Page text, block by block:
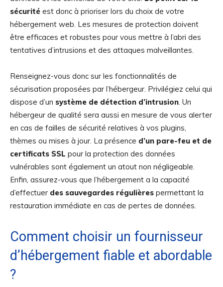
sécurité est donc à prioriser lors du choix de votre
hébergement web. Les mesures de protection doivent
être efficaces et robustes pour vous mettre à l’abri des
tentatives d’intrusions et des attaques malveillantes.
Renseignez-vous donc sur les fonctionnalités de
sécurisation proposées par l’hébergeur. Privilégiez celui qui
dispose d’un système de détection d’intrusion . Un
hébergeur de qualité sera aussi en mesure de vous alerter
en cas de failles de sécurité relatives à vos plugins,
thèmes ou mises à jour. La présence d’un pare-feu et de
certificats SSL pour la protection des données
vulnérables sont également un atout non négligeable.
Enfin, assurez-vous que l’hébergement a la capacité
d’effectuer des sauvegardes régulières permettant la
restauration immédiate en cas de pertes de données.
Comment choisir un fournisseur
d’hébergement fiable et abordable
?